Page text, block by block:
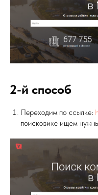
2-й способ
Переходим по ссылке:
поисковике ищем